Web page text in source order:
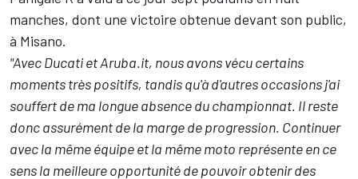
manches, dont une victoire obtenue devant son public,
à Misano.
"Avec Ducati et Aruba.it, nous avons vécu certains
moments très positifs, tandis qu'à d'autres occasions j'ai
souffert de ma longue absence du championnat. Il reste
donc assurément de la marge de progression. Continuer
avec la même équipe et la même moto représente en ce
sens la meilleure opportunité de pouvoir obtenir des